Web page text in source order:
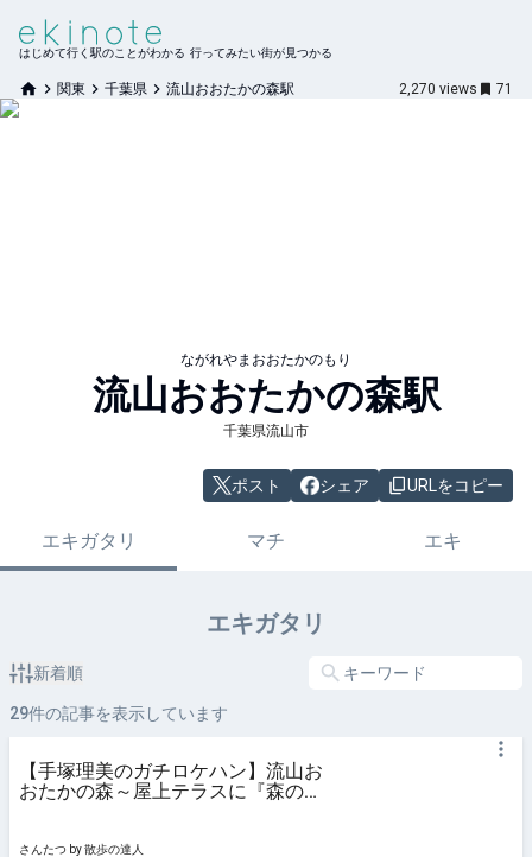
はじめて行く駅のことがわかる 行ってみたい街が見つかる
関東 千葉県 流山おおたかの森駅 2,270 views 71
ながれやまおおたかのもり
流山おおたかの森駅
千葉県流山市
ポスト シェア URLをコピー
エキガタリ マチ エキ
エキガタリ
新着順
29件の記事を表示しています
【手塚理美のガチロケハン】流山お
おたかの森～屋上テラスに『森の美
さんたつ by 散歩の達人